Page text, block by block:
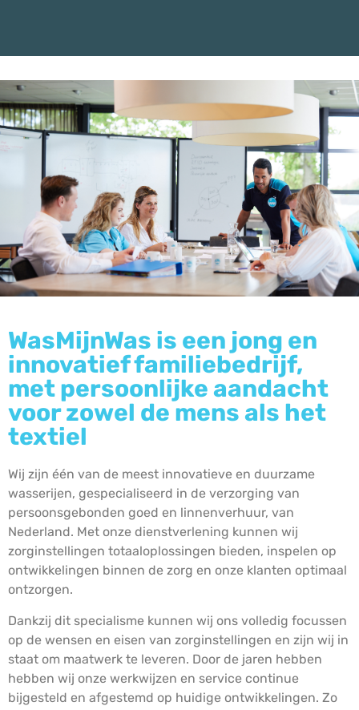
WasMijnWas is een jong en
innovatief familiebedrijf,
met persoonlijke aandacht
voor zowel de mens als het
textiel
Wij zijn één van de meest innovatieve en duurzame
wasserijen, gespecialiseerd in de verzorging van
persoonsgebonden goed en linnenverhuur, van
Nederland. Met onze dienstverlening kunnen wij
zorginstellingen totaaloplossingen bieden, inspelen op
ontwikkelingen binnen de zorg en onze klanten optimaal
ontzorgen.
Dankzij dit specialisme kunnen wij ons volledig focussen
op de wensen en eisen van zorginstellingen en zijn wij in
staat om maatwerk te leveren. Door de jaren hebben
hebben wij onze werkwijzen en service continue
bijgesteld en afgestemd op huidige ontwikkelingen. Zo